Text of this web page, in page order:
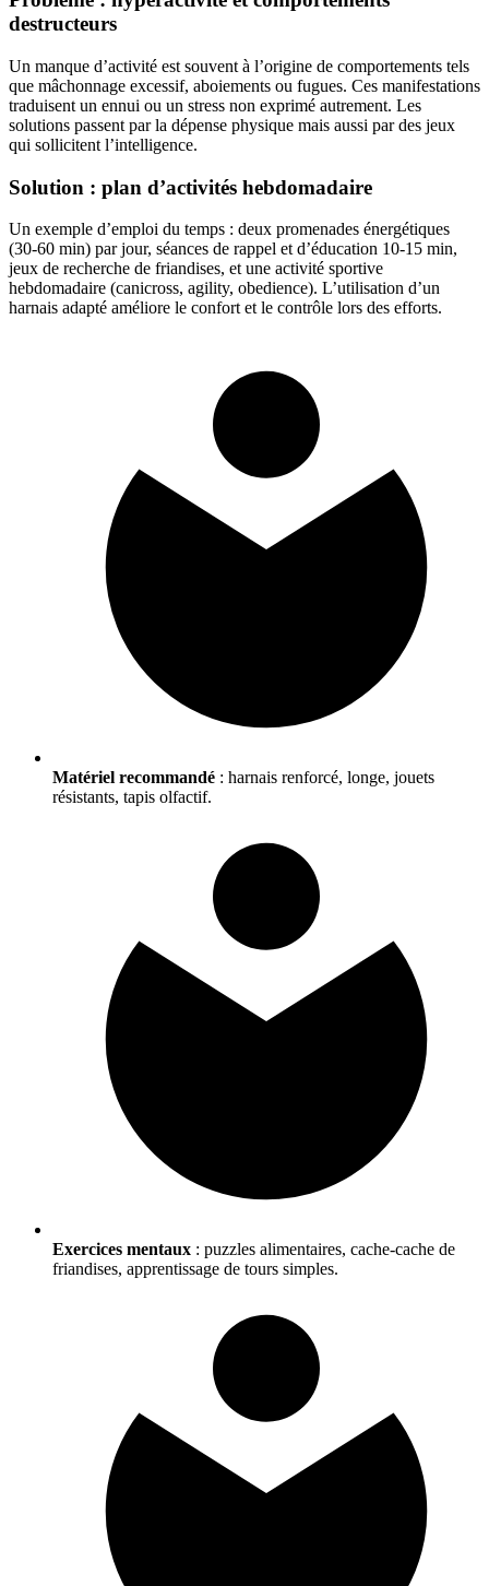
destructeurs
Un manque d’activité est souvent à l’origine de comportements tels
que mâchonnage excessif, aboiements ou fugues. Ces manifestations
traduisent un ennui ou un stress non exprimé autrement. Les
solutions passent par la dépense physique mais aussi par des jeux
qui sollicitent l’intelligence.
Solution : plan d’activités hebdomadaire
Un exemple d’emploi du temps : deux promenades énergétiques
(30-60 min) par jour, séances de rappel et d’éducation 10-15 min,
jeux de recherche de friandises, et une activité sportive
hebdomadaire (canicross, agility, obedience). L’utilisation d’un
harnais adapté améliore le confort et le contrôle lors des efforts.
Matériel recommandé : harnais renforcé, longe, jouets
résistants, tapis olfactif.
Exercices mentaux : puzzles alimentaires, cache-cache de
friandises, apprentissage de tours simples.